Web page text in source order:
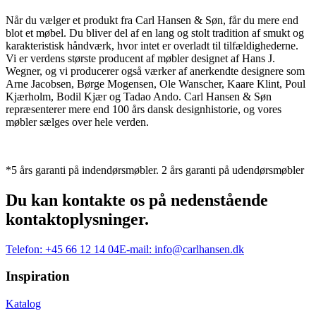
Når du vælger et produkt fra Carl Hansen & Søn, får du mere end
blot et møbel. Du bliver del af en lang og stolt tradition af smukt og
karakteristisk håndværk, hvor intet er overladt til tilfældighederne.
Vi er verdens største producent af møbler designet af Hans J.
Wegner, og vi producerer også værker af anerkendte designere som
Arne Jacobsen, Børge Mogensen, Ole Wanscher, Kaare Klint, Poul
Kjærholm, Bodil Kjær og Tadao Ando. Carl Hansen & Søn
repræsenterer mere end 100 års dansk designhistorie, og vores
møbler sælges over hele verden.
*5 års garanti på indendørsmøbler. 2 års garanti på udendørsmøbler
Du kan kontakte os på nedenstående
kontaktoplysninger.
Telefon: +45 66 12 14 04E-mail: info@carlhansen.dk
Inspiration
Katalog